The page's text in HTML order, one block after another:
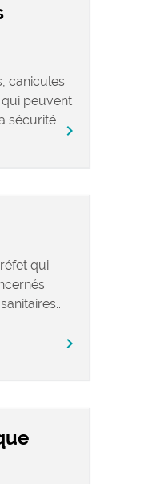
canicules
qui peuvent
sécurité
chevron_right
qui
chevron_right